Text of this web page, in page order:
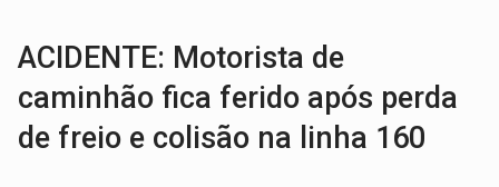
ACIDENTE: Motorista de
caminhão fica ferido após perda
de freio e colisão na linha 160